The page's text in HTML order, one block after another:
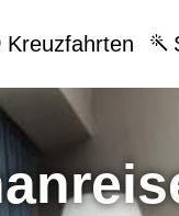
Kreuzfahrten